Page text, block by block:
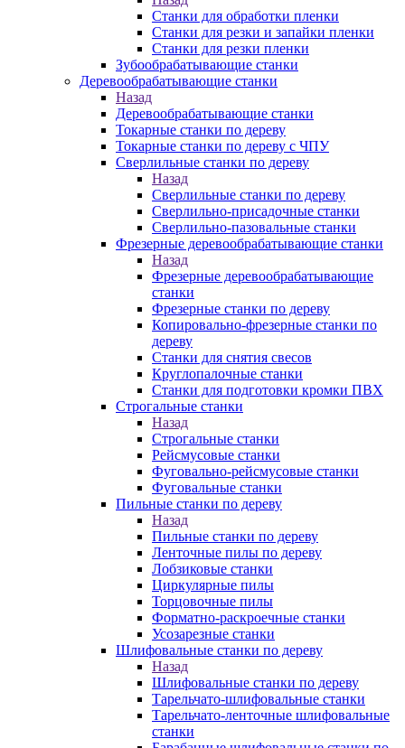
Станки для обработки пленки
Станки для резки и запайки пленки
Станки для резки пленки
Зубообрабатывающие станки
Деревообрабатывающие станки
Назад
Деревообрабатывающие станки
Токарные станки по дереву
Токарные станки по дереву с ЧПУ
Сверлильные станки по дереву
Назад
Сверлильные станки по дереву
Сверлильно-присадочные станки
Сверлильно-пазовальные станки
Фрезерные деревообрабатывающие станки
Назад
Фрезерные деревообрабатывающие
станки
Фрезерные станки по дереву
Копировально-фрезерные станки по
дереву
Станки для снятия свесов
Круглопалочные станки
Станки для подготовки кромки ПВХ
Строгальные станки
Назад
Строгальные станки
Рейсмусовые станки
Фуговально-рейсмусовые станки
Фуговальные станки
Пильные станки по дереву
Назад
Пильные станки по дереву
Ленточные пилы по дереву
Лобзиковые станки
Циркулярные пилы
Торцовочные пилы
Форматно-раскроечные станки
Усозарезные станки
Шлифовальные станки по дереву
Назад
Шлифовальные станки по дереву
Тарельчато-шлифовальные станки
Тарельчато-ленточные шлифовальные
станки